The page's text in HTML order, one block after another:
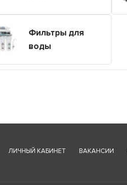
Фильтры для
воды
ЛИЧНЫЙ КАБИНЕТ ВАКАНСИИ